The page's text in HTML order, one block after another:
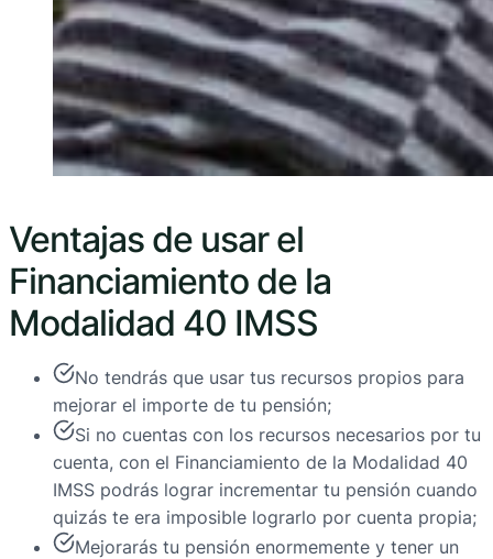
Ventajas de usar el
Financiamiento de la
Modalidad 40 IMSS
No tendrás que usar tus recursos propios para
mejorar el importe de tu pensión;
Si no cuentas con los recursos necesarios por tu
cuenta, con el Financiamiento de la Modalidad 40
IMSS podrás lograr incrementar tu pensión cuando
quizás te era imposible lograrlo por cuenta propia;
Mejorarás tu pensión enormemente y tener un